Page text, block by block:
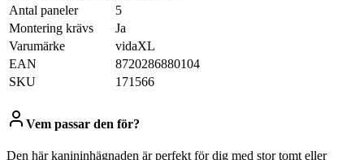
Antal paneler
5
Montering krävs
Ja
Varumärke
vidaXL
EAN
8720286880104
SKU
171566
Vem passar den för?
Den här kanininhägnaden är perfekt för dig med stor tomt eller